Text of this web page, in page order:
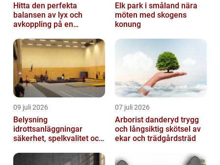
Hitta den perfekta
balansen av lyx och
avkoppling på en
Östermalm
Elk park i småland nära
möten med skogens
konung
09 juli 2026
Belysning
idrottsanläggningar
säkerhet, spelkvalitet och
07 juli 2026
Arborist danderyd trygg
och långsiktig skötsel av
ekar och trädgårdsträd